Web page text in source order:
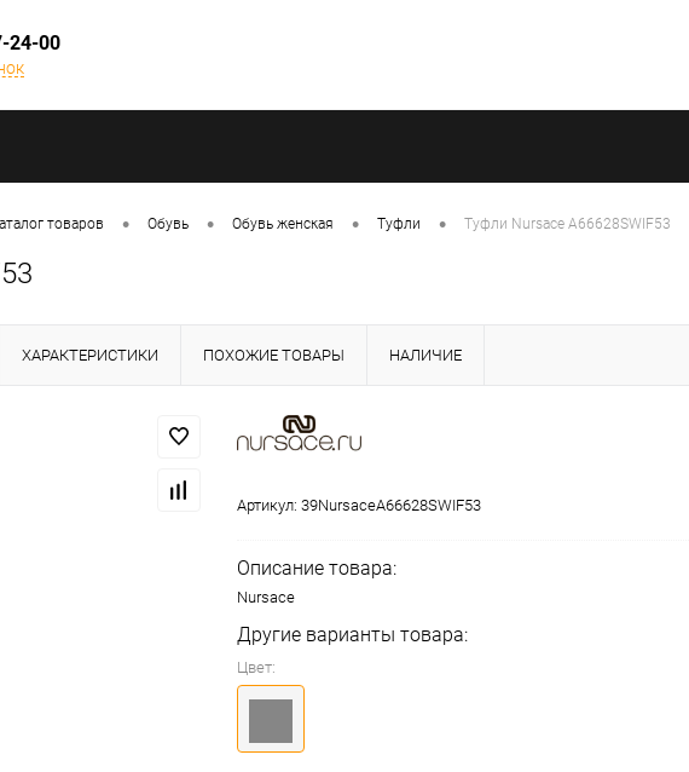
24-00
товаров • Обувь • Обувь женская • Туфли • Туфли Nursace A66628SWIF53
ХАРАКТЕРИСТИКИ ПОХОЖИЕ ТОВАРЫ НАЛИЧИЕ
Артикул: 39NursaceA66628SWIF53
Описание товара:
Nursace
Другие варианты товара:
Цвет: